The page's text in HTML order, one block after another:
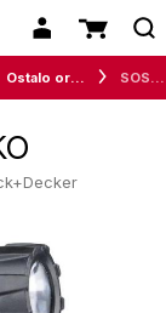
Ostalo orodje